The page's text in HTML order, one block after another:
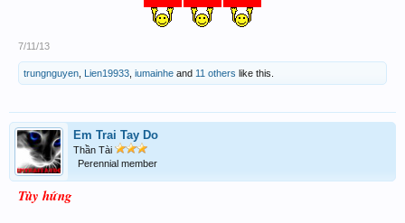
7/11/13
trungnguyen Lien19933 iumainhe and 11 others like this.
Em Trai Tay Do
Thần Tài
Perennial member
Tùy hứng